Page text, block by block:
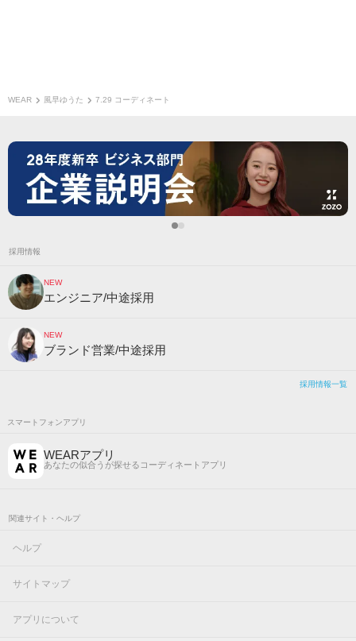
WEAR 風早ゆうた 7.29 コーディネート
採用情報
NEW
エンジニア/中途採用
NEW
ブランド営業/中途採用
採用情報一覧
スマートフォンアプリ
WEARアプリ
あなたの似合うが探せるコーディネートアプリ
関連サイト・ヘルプ
ヘルプ
サイトマップ
アプリについて